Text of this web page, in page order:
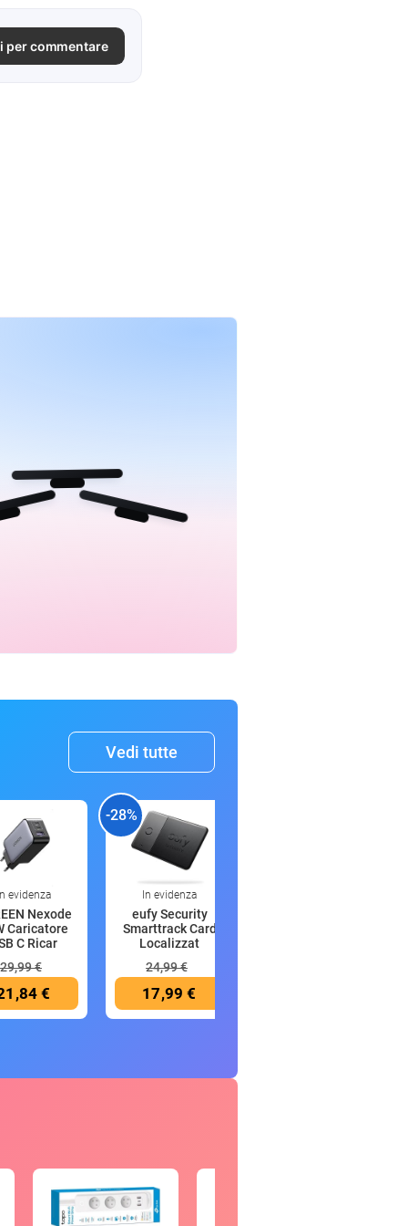
per commentare
Vedi tutte
evidenza
Nexode
Caricatore
C Ricar
29,99 €
€
-28%
In evidenza
eufy Security
Smarttrack Card
Localizzat
24,99 €
17,99 €